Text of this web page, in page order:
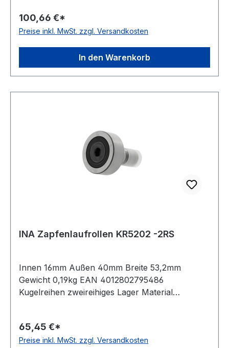
schleifende Dichtung Temperaturbereich -20 bis
+120 °C
100,66 €*
Preise inkl. MwSt. zzgl. Versandkosten
In den Warenkorb
INA Zapfenlaufrollen KR5202 -2RS
Innen 16mm Außen 40mm Breite 53,2mm
Gewicht 0,19kg EAN 4012802795486
Kugelreihen zweireihiges Lager Material
Bauform ohne Exzenter Dichtung beidseitig
Lippendichtung
65,45 €*
Preise inkl. MwSt. zzgl. Versandkosten